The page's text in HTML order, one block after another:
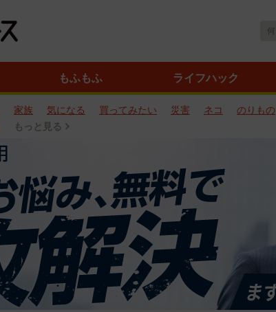
もふもふ ライフハック
家族 気になる 買ってみたい 災害 ネコ のりもの
もっと見る